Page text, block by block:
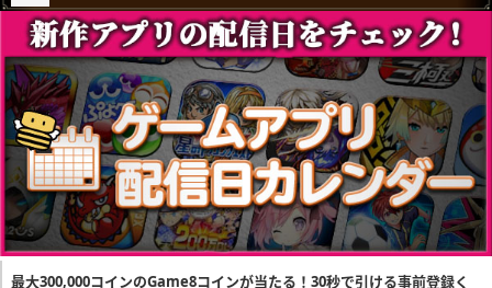
最大300,000コインのGame8コインが当たる！30秒で引ける事前登録く